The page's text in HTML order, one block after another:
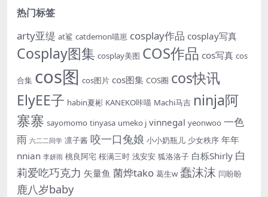
热门标签
arty亚缇 at鲨 catdemon喵崽 cosplay作品 cosplay写真
Cosplay图集 cosplay美图 COS作品 cos写真 cos
合集 cos图 cos图片 cos图集 COS圈 cos快讯
ElyEE子 habin夏彬 KANEKO咔喵 Machi马吉 ninja阿
寨寨 sayomomo tinyasa umeko j vinnegal yeonwoo 一色
雨 六二二同学 凛子酱 咬一口兔娘 小小奶瓶儿 少女秩序 年年
nnian 李妍雨 桃良阿宅 桜满三时 浅安安 狐洛洛子 白栎Shirly 白
莉爱吃巧克力 矢量鱼 菌烨tako 葛生w 蠢沫沫 闫盼盼
鹿八岁baby